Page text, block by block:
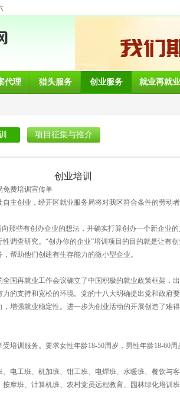
代理 猎头服务 创业服务 就业再就
项目征集与推介
创业培训
宣传单
主创业，经开区就业服务局将对我区符合条件的劳动
那些有创办企业的想法，并确实打算创办一个新企业
调查研究。“创办你的企业”培训项目的目的就是让有
帮助他们创建有生存能力的微小型企业。
国再就业工作会议确立了中国积极的就业政策框架，
的支持和宽松的环境。党的十八大明确提出党和政府
增强就业稳定性。进一步为创业活动的开展创造了难
培训服务。要求女性年龄18-50周岁，男性年龄18-60周
电工班、机加班、钳工班、电焊班、水暖班、餐饮与
摩班、计算机班、农村党员远程教育、园林绿化培训